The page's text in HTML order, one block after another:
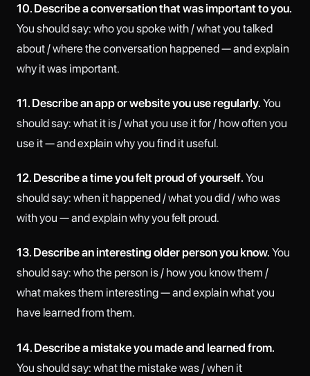
10. Describe a conversation that was important to you.
You should say: who you spoke with / what you talked
about / where the conversation happened — and explain
why it was important.
11. Describe an app or website you use regularly. You
should say: what it is / what you use it for / how often you
use it — and explain why you find it useful.
12. Describe a time you felt proud of yourself. You
should say: when it happened / what you did / who was
with you — and explain why you felt proud.
13. Describe an interesting older person you know. You
should say: who the person is / how you know them /
what makes them interesting — and explain what you
have learned from them.
14. Describe a mistake you made and learned from.
You should say: what the mistake was / when it